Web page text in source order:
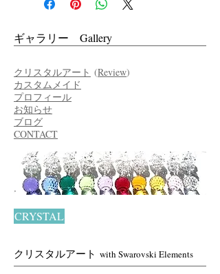
ギャラリー Gallery
クリスタルアート (Review)
カスタムメイド
プロフィール
お知らせ
ブログ
CONTACT
CRYSTAL
クリスタルアート with Swarovski Elements